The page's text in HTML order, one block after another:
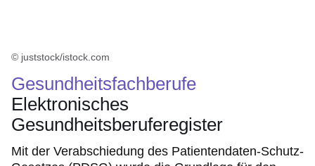
© juststock/istock.com
Gesundheitsfachberufe
Elektronisches
Gesundheitsberuferegister
Mit der Verabschiedung des Patientendaten-Schutz-